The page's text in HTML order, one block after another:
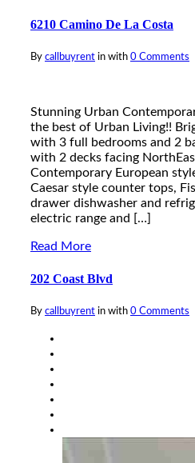
6210 Camino De La Costa
By callbuyrent in with 0 Comments
Stunning Urban
the best of Urban Living!!
with 3 full bedrooms and 2
with 2 decks facing
Contemporary European
Caesar style counter tops,
drawer dishwasher and
electric range and […]
Read More
202 Coast Blvd
By callbuyrent in with 0 Comments